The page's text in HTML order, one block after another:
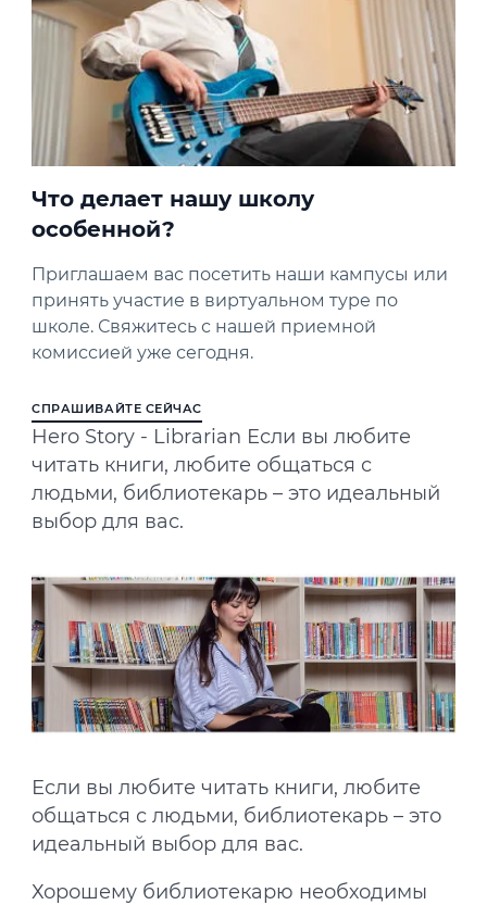
Что делает нашу школу
особенной?
Приглашаем вас посетить наши кампусы или
принять участие в виртуальном туре по
школе. Свяжитесь с нашей приемной
комиссией уже сегодня.
СПРАШИВАЙТЕ СЕЙЧАС
Hero Story - Librarian Если вы любите
читать книги, любите общаться с
людьми, библиотекарь – это идеальный
выбор для вас.
Если вы любите читать книги, любите
общаться с людьми, библиотекарь – это
идеальный выбор для вас.
Хорошему библиотекарю необходимы